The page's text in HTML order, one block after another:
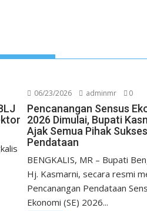
06/23/2026 adminmr 0
Pencanangan Sensus
2026 Dimulai, Bupati
Ajak Semua Pihak
Pendataan
BENGKALIS, MR – Bupati
Hj. Kasmarni, secara resmi
Pencanangan Pendataan
Ekonomi (SE) 2026...